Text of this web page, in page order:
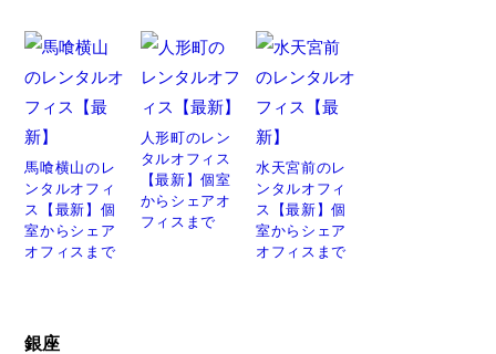
馬喰横山のレ
ンタルオフィ
ス【最新】個
室からシェア
オフィスまで
人形町のレン
タルオフィス
【最新】個室
からシェアオ
フィスまで
水天宮前のレ
ンタルオフィ
ス【最新】個
室からシェア
オフィスまで
銀座